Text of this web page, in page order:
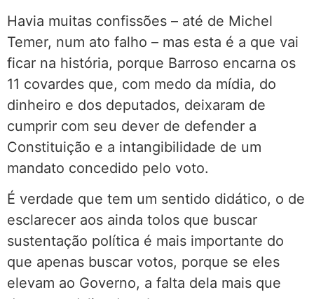
Havia muitas confissões – até de Michel
Temer, num ato falho – mas esta é a que vai
ficar na história, porque Barroso encarna os
11 covardes que, com medo da mídia, do
dinheiro e dos deputados, deixaram de
cumprir com seu dever de defender a
Constituição e a intangibilidade de um
mandato concedido pelo voto.
É verdade que tem um sentido didático, o de
esclarecer aos ainda tolos que buscar
sustentação política é mais importante do
que apenas buscar votos, porque se eles
elevam ao Governo, a falta dela mais que